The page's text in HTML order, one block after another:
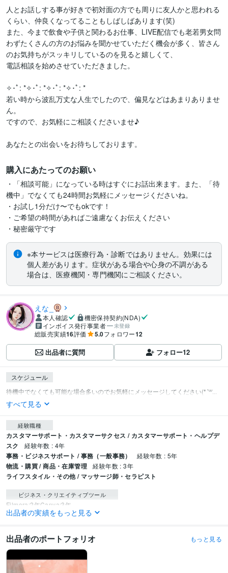
人とお話しする事が好きで初対面の方でも周りに友人かと思われる
くらい、仲良くなってることもしばしばあります(笑)
また、今まで飲食や子供と関わるお仕事、LIVE配信でも老若男女問
わずたくさんの方のお悩みを聞かせていただく機会が多く、皆さん
のお気持ちがスッキリしているのを見ると嬉しくて、
電話相談を始めさせていただきました。
✧･ﾟ: *✧･ﾟ: *✧･ﾟ: *✧･ﾟ: *
若い時から波乱万丈な人生でしたので、偏見などはあまりありませ
ん。
ですので、お気軽にご相談くださいませ♪
あなたとの出会いをお待ちしております。
購入にあたってのお願い
・「相談可能」になっている時はすぐにお話出来ます。また、「待
機中」でなくても24時間お気軽にメッセージくださいね。
・お試し1分だけ〜でもokです！
・ご希望の時間があればご遠慮なくお伝えください
・秘密厳守です
※本サービスは医療行為・診断ではありません。効果には
個人差があります。症状がある場合や心身の不調がある
場合は、医療機関・専門機関にご相談ください。
えな_
本人確認
機密保持契約(NDA)
インボイス発行事業者
未登録
総販売実績16評価 5.0フォロワー12
出品者に質問 フォロー12
スケジュール
待機中でなくても可能な場合多いのでお気軽にメッセージしてください(*´꒳...
すべて見る
経験職種
カスタマーサポート・カスタマーサクセス / カスタマーサポート・ヘルプデ
スク
経験年数 : 4年
事務・ビジネスサポート / 事務（一般事務） 経験年数 : 5年
物流・購買 / 商品・在庫管理 経験年数 : 3年
ライフスタイル・その他 / マッサージ師・セラピスト
ビジネス・クリエイティブツール
Filmora:2年Canva:3年
英語 日常会話レベル
出品者の実績をもっと見る
出品者のポートフォリオ もっと見る